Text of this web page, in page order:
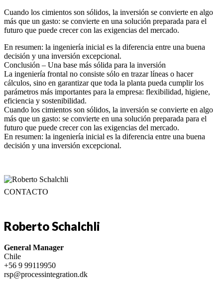
Cuando los cimientos son sólidos, la inversión se convierte en algo
más que un gasto: se convierte en una solución preparada para el
futuro que puede crecer con las exigencias del mercado.
En resumen: la ingeniería inicial es la diferencia entre una buena
decisión y una inversión excepcional.
Conclusión – Una base más sólida para la inversión
La ingeniería frontal no consiste sólo en trazar líneas o hacer
cálculos, sino en garantizar que toda la planta pueda cumplir los
parámetros más importantes para la empresa: flexibilidad, higiene,
eficiencia y sostenibilidad.
Cuando los cimientos son sólidos, la inversión se convierte en algo
más que un gasto: se convierte en una solución preparada para el
futuro que puede crecer con las exigencias del mercado.
En resumen: la ingeniería inicial es la diferencia entre una buena
decisión y una inversión excepcional.
CONTACTO
Roberto Schalchli
General Manager
Chile
+56 9 99119950
rsp@processintegration.dk